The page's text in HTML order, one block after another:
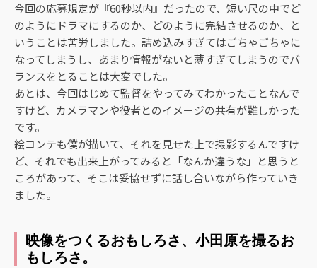
今回の応募規定が『60秒以内』だったので、短い尺の中でど
のようにドラマにするのか、どのように完結させるのか、と
いうことは苦労しました。詰め込みすぎてはごちゃごちゃに
なってしまうし、あまり情報がないと薄すぎてしまうのでバ
ランスをとることは大変でした。
あとは、今回はじめて監督をやってみてわかったことなんで
すけど、カメラマンや役者とのイメージの共有が難しかった
です。
絵コンテも僕が描いて、それを見せた上で撮影するんですけ
ど、それでも出来上がってみると「なんか違うな」と思うと
ころがあって、そこは妥協せずに話し合いながら作っていき
ました。
映像をつくるおもしろさ、小田原を撮るお
もしろさ。